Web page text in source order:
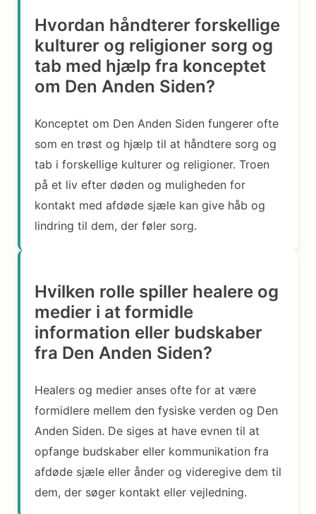
Hvordan håndterer forskellige
kulturer og religioner sorg og
tab med hjælp fra konceptet
om Den Anden Siden?
Konceptet om Den Anden Siden fungerer ofte
som en trøst og hjælp til at håndtere sorg og
tab i forskellige kulturer og religioner. Troen
på et liv efter døden og muligheden for
kontakt med afdøde sjæle kan give håb og
lindring til dem, der føler sorg.
Hvilken rolle spiller healere og
medier i at formidle
information eller budskaber
fra Den Anden Siden?
Healers og medier anses ofte for at være
formidlere mellem den fysiske verden og Den
Anden Siden. De siges at have evnen til at
opfange budskaber eller kommunikation fra
afdøde sjæle eller ånder og videregive dem til
dem, der søger kontakt eller vejledning.